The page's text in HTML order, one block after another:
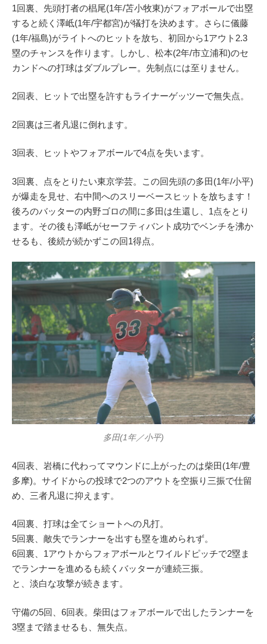
1回裏、先頭打者の椙尾(1年/苫小牧東)がフォアボールで出塁
すると続く澤岻(1年/宇都宮)が犠打を決めます。さらに儀藤
(1年/福島)がライトへのヒットを放ち、初回から1アウト2.3
塁のチャンスを作ります。しかし、松本(2年/市立浦和)のセ
カンドへの打球はダブルプレー。先制点には至りません。
2回表、ヒットで出塁を許すもライナーゲッツーで無失点。
2回裏は三者凡退に倒れます。
3回表、ヒットやフォアボールで4点を失います。
3回裏、点をとりたい東京学芸。この回先頭の多田(1年/小平)
が爆走を見せ、右中間へのスリーベースヒットを放ちます！
後ろのバッターの内野ゴロの間に多田は生還し、1点をとり
ます。その後も澤岻がセーフティバント成功でベンチを沸か
せるも、後続が続かずこの回1得点。
多田(1年／小平)
4回表、岩橋に代わってマウンドに上がったのは柴田(1年/豊
多摩)。サイドからの投球で2つのアウトを空振り三振で仕留
め、三者凡退に抑えます。
4回裏、打球は全てショートへの凡打。
5回裏、敵失でランナーを出すも塁を進められず。
6回裏、1アウトからフォアボールとワイルドピッチで2塁ま
でランナーを進めるも続くバッターが連続三振。
と、淡白な攻撃が続きます。
守備の5回、6回表。柴田はフォアボールで出したランナーを
3塁まで踏ませるも、無失点。